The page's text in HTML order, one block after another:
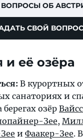
ВОПРОСЫ ОБ
СВОЙ ВОПРОС
и её озёра
В курортных
санаториях и
озёр
Зее,
и Фаакер-Зее.